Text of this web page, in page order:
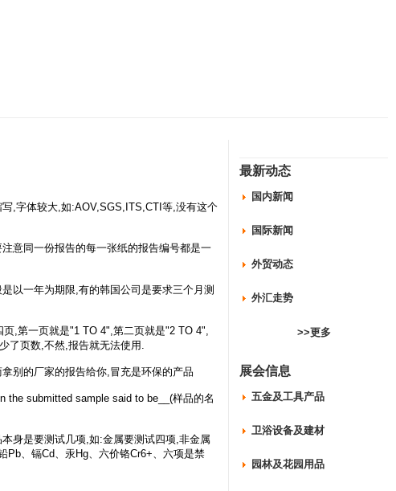
,字体较大,如:AOV,SGS,ITS,CTI等,没有这个
意同一份报告的每一张纸的报告编号都是一
以一年为期限,有的韩国公司是要求三个月测
,第一页就是"1 TO 4",第二页就是"2 TO 4",
了页数,不然,报告就无法使用.
别的厂家的报告给你,冒充是环保的产品
the submitted sample said to be__(样品的名
身是要测试几项,如:金属要测试四项,非金属
Pb、镉Cd、汞Hg、六价铬Cr6+、六项是禁
最新动态
国内新闻
国际新闻
外贸动态
外汇走势
>>更多
展会信息
五金及工具产品
卫浴设备及建材
园林及花园用品